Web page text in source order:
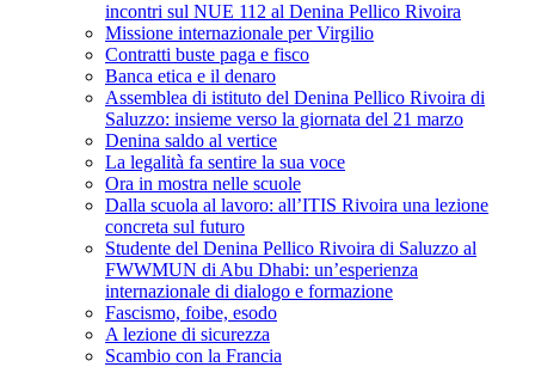
incontri sul NUE 112 al Denina Pellico Rivoira
Missione internazionale per Virgilio
Contratti buste paga e fisco
Banca etica e il denaro
Assemblea di istituto del Denina Pellico Rivoira di
Saluzzo: insieme verso la giornata del 21 marzo
Denina saldo al vertice
La legalità fa sentire la sua voce
Ora in mostra nelle scuole
Dalla scuola al lavoro: all’ITIS Rivoira una lezione
concreta sul futuro
Studente del Denina Pellico Rivoira di Saluzzo al
FWWMUN di Abu Dhabi: un’esperienza
internazionale di dialogo e formazione
Fascismo, foibe, esodo
A lezione di sicurezza
Scambio con la Francia